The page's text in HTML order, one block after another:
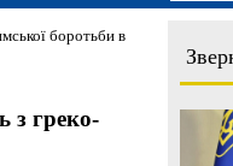
боротьби в
з греко-